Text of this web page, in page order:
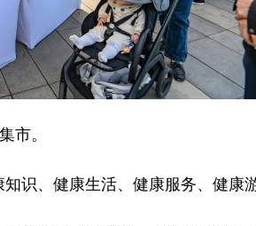
市。
、健康生活、健康服务、健康